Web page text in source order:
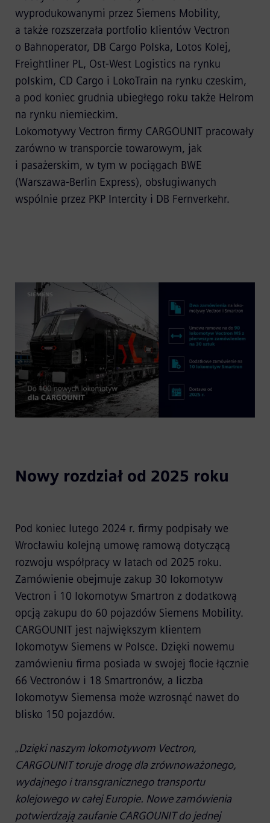
wyprodukowanymi przez Siemens Mobility,
a także rozszerzała portfolio klientów Vectron
o Bahnoperator, DB Cargo Polska, Lotos Kolej,
Freightliner PL, Ost-West Logistics na rynku
polskim, CD Cargo i LokoTrain na rynku czeskim,
a pod koniec grudnia ubiegłego roku także Helrom
na rynku niemieckim.
Lokomotywy Vectron firmy CARGOUNIT pracowały
zarówno w transporcie towarowym, jak
i pasażerskim, w tym w pociągach BWE
(Warszawa-Berlin Express), obsługiwanych
wspólnie przez PKP Intercity i DB Fernverkehr.
Nowy rozdział od 2025 roku
Pod koniec lutego 2024 r. firmy podpisały we
Wrocławiu kolejną umowę ramową dotyczącą
rozwoju współpracy w latach od 2025 roku.
Zamówienie obejmuje zakup 30 lokomotyw
Vectron i 10 lokomotyw Smartron z dodatkową
opcją zakupu do 60 pojazdów Siemens Mobility.
CARGOUNIT jest największym klientem
lokomotyw Siemens w Polsce. Dzięki nowemu
zamówieniu firma posiada w swojej flocie łącznie
66 Vectronów i 18 Smartronów, a liczba
lokomotyw Siemensa może wzrosnąć nawet do
blisko 150 pojazdów.
„Dzięki naszym lokomotywom Vectron,
CARGOUNIT toruje drogę dla zrównoważonego,
wydajnego i transgranicznego transportu
kolejowego w całej Europie. Nowe zamówienia
potwierdzają zaufanie CARGOUNIT do jednej